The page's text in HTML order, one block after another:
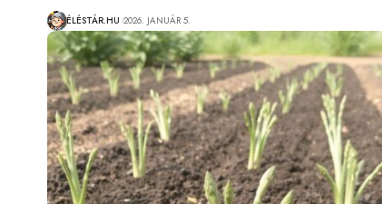
ÉLÉSTÁR.HU 2026. JANUÁR 5.